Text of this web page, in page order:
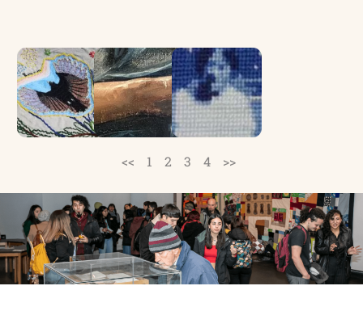
Antes todo era humedal
+
Exposición La Tregua
+
La tierra se tiñe de azul
en la orilla
+
<< 1 2 3 4 >>